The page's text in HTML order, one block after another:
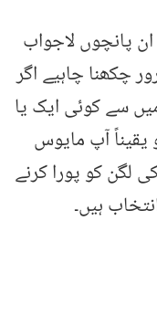
پانچوں لاجواب
چکھنا چاہیے اگر
سے کوئی ایک یا
یقیناً آپ مایوس
لگن کو پورا کرنے
ہیں۔